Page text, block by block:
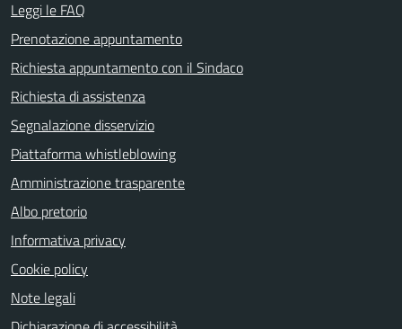
Leggi le FAQ
Prenotazione appuntamento
Richiesta appuntamento con il Sindaco
Richiesta di assistenza
Segnalazione disservizio
Piattaforma whistleblowing
Amministrazione trasparente
Albo pretorio
Informativa privacy
Cookie policy
Note legali